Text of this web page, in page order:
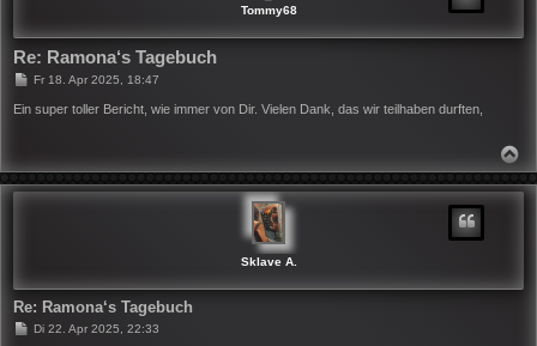
Tommy68
Re: Ramona‘s Tagebuch
B
i
Fr 18. Apr 2025, 18:47
Ein super toller Bericht, wie immer von Dir. Vielen Dank, das wir teilhaben durften,
C
Sklave A.
Re: Ramona‘s Tagebuch
BDi 22. Apr 2025, 22:33